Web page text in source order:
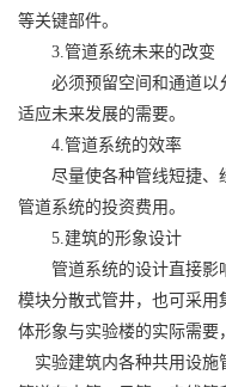
等关键部件。
3.管道系统未来的改变
必须预留空间和通道以允
适应未来发展的需要。
4.管道系统的效率
尽量使各种管线短捷、
管道系统的投资费用。
5.建筑的形象设计
管道系统的设计直接影
模块分散式管井，也可采用
体形象与实验楼的实际需要
实验建筑内各种共用设施